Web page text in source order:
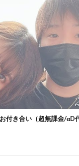
付き合い（超無課金/αD